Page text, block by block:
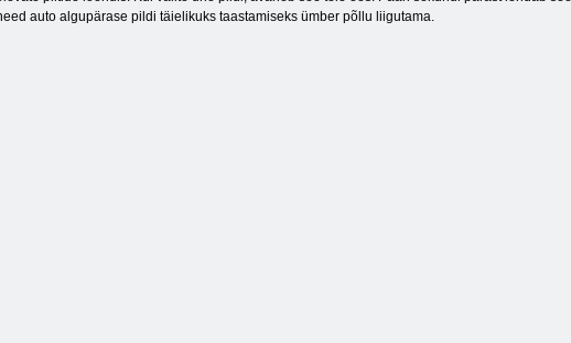
auto algupärase pildi täielikuks taastamiseks ümber põllu liigutama.